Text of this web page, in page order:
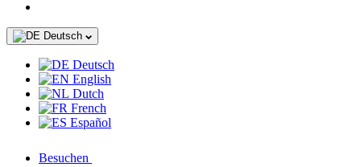
Deutsch
Deutsch
English
Dutch
French
Español
Besuchen